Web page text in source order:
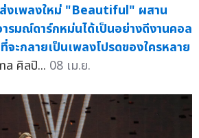
งเพลงใหม่ "Beautiful" ผสาน
รมณ์ดาร์กหม่นได้เป็นอย่างดีงานคอล
ะกลายเป็นเพลงโปรดของใครหลาย
ศิลปิ... 08 เม.ย.